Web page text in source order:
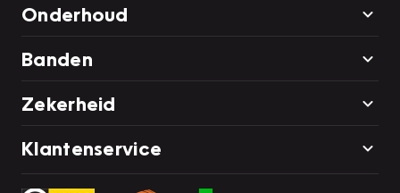
Onderhoud
Banden
Zekerheid
Klantenservice